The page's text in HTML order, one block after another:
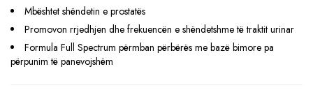
Mbështet shëndetin e prostatës
Promovon rrjedhjen dhe frekuencën e shëndetshme të traktit urinar
Formula Full Spectrum përmban përbërës me bazë bimore pa
përpunim të panevojshëm